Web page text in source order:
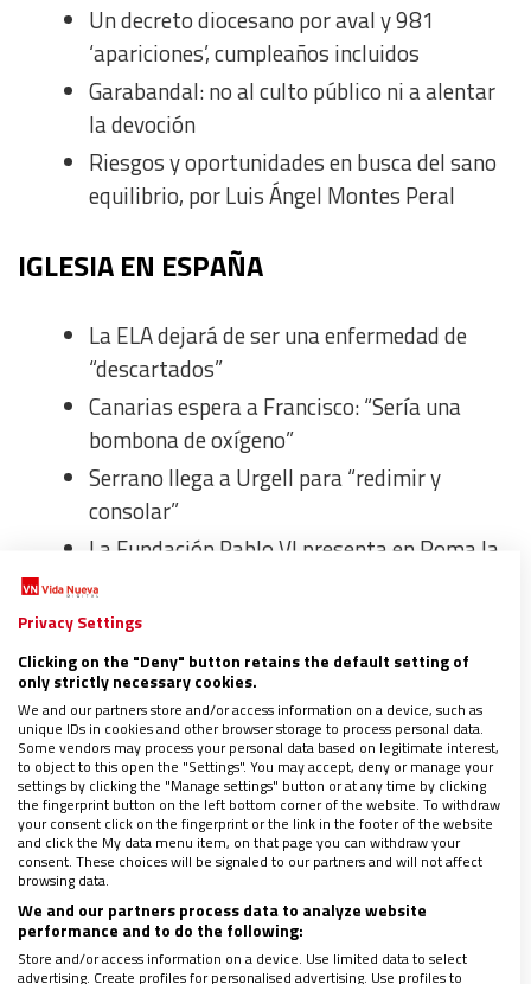
Un decreto diocesano por aval y 981
‘apariciones’, cumpleaños incluidos
Garabandal: no al culto público ni a alentar
la devoción
Riesgos y oportunidades en busca del sano
equilibrio, por Luis Ángel Montes Peral
IGLESIA EN ESPAÑA
La ELA dejará de ser una enfermedad de
“descartados”
Canarias espera a Francisco: “Sería una
bombona de oxígeno”
Serrano llega a Urgell para “redimir y
consolar”
La Fundación Pablo VI presenta en Roma la
cátedra Camino de Santiago
Barbastro pide a Roma que resuelva el
conflicto con el Opus Dei por Torreciudad
La Cooperativa de la Virgen de las Angustias
espera celebrar sus 65 años con el papa
Francisco
PLIEGO
El Sínodo hace comunidad al ‘estilo Betania’
en la Capilla del Hospital de Santa Marta de
Lisboa
Privacy Settings
Clicking on the "Deny" button retains the default setting of
only strictly necessary cookies.
We and our partners store and/or access information on a device, such as
unique IDs in cookies and other browser storage to process personal data.
Some vendors may process your personal data based on legitimate interest,
to object to this open the "Settings". You may accept, deny or manage your
settings by clicking the "Manage settings" button or at any time by clicking
the fingerprint button on the left bottom corner of the website. To withdraw
your consent click on the fingerprint or the link in the footer of the website
and click the My data menu item, on that page you can withdraw your
consent. These choices will be signaled to our partners and will not affect
browsing data.
We and our partners process data to analyze website
performance and to do the following:
Store and/or access information on a device. Use limited data to select
advertising. Create profiles for personalised advertising. Use profiles to